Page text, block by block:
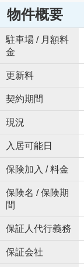
物件概要
駐車場 / 月額料
金
更新料
契約期間
現況
入居可能日
保険加入 / 料金
保険名 / 保険期
間
保証人代行義務
保証会社